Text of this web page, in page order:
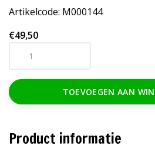
Artikelcode: M000144
€49,50
TOEVOEGEN AAN
Product informatie